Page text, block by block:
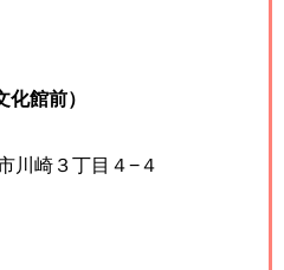
化館前）
川崎３丁目４−４